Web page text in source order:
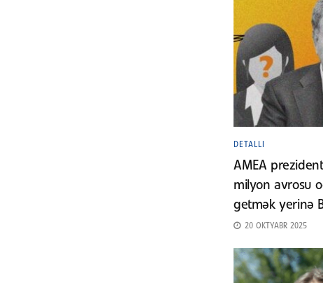
DETALLI
AMEA
milyon avrosu
getmək yerinə
20 OKTYABR 2025